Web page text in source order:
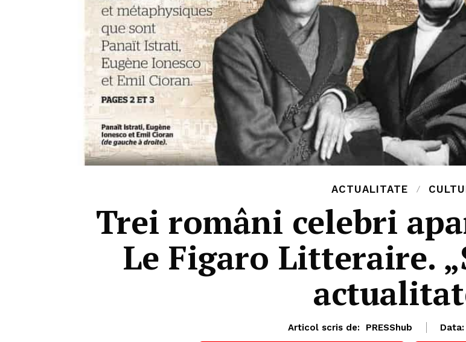
ACTUALITATE
Trei români celebri
Le Figaro Litteraire.
Articol scris de: PRESShub Data: